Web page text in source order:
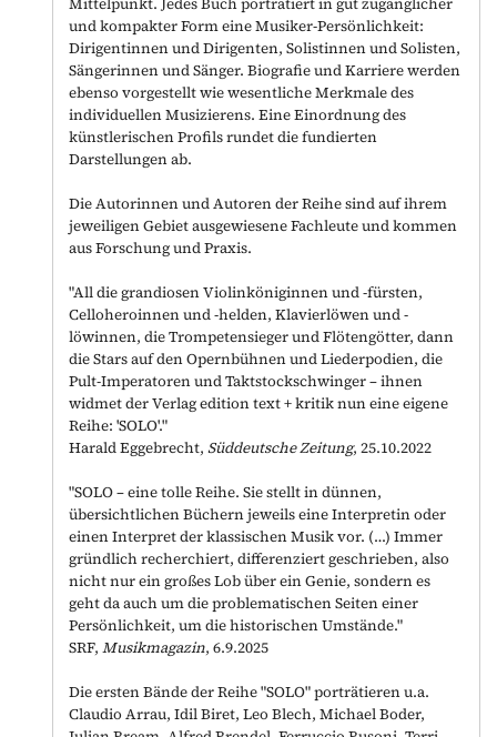
und kompakter Form eine Musiker-Persönlichkeit:
Dirigentinnen und Dirigenten, Solistinnen und Solisten,
Sängerinnen und Sänger. Biografie und Karriere werden
ebenso vorgestellt wie wesentliche Merkmale des
individuellen Musizierens. Eine Einordnung des
künstlerischen Profils rundet die fundierten
Darstellungen ab.
Die Autorinnen und Autoren der Reihe sind auf ihrem
jeweiligen Gebiet ausgewiesene Fachleute und kommen
aus Forschung und Praxis.
"All die grandiosen Violinköniginnen und -fürsten,
Celloheroinnen und -helden, Klavierlöwen und -
löwinnen, die Trompetensieger und Flötengötter, dann
die Stars auf den Opernbühnen und Liederpodien, die
Pult-Imperatoren und Taktstockschwinger–ihnen
widmet der Verlag edition text + kritik nun eine eigene
Reihe: 'SOLO'."
Harald Eggebrecht,Süddeutsche Zeitung, 25.10.2022
"SOLO – eine tolle Reihe. Sie stellt in dünnen,
übersichtlichen Büchern jeweils eine Interpretin oder
einen Interpret der klassischen Musik vor. (…) Immer
gründlich recherchiert, differenziert geschrieben, also
nicht nur ein großes Lob über ein Genie, sondern es
geht da auch um die problematischen Seiten einer
Persönlichkeit, um die historischen Umstände."
SRF,Musikmagazin, 6.9.2025
Die ersten Bände der Reihe "SOLO" porträtieren u.a.
Claudio Arrau, Idil Biret, Leo Blech, Michael Boder,